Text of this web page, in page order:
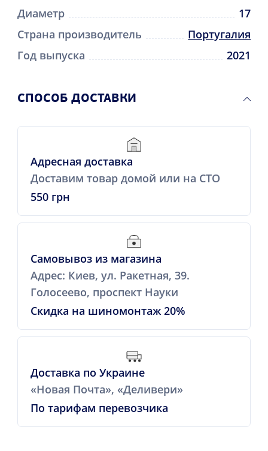
Диаметр
17
Страна производитель
Португалия
Год выпуска
2021
CПОСОБ ДОСТАВКИ
Адресная доставка
Доставим товар домой или на СТО
550 грн
Самовывоз из магазина
Адрес: Киев, ул. Ракетная, 39.
Голосеево, проспект Науки
Скидка на шиномонтаж 20%
Доставка по Украине
«Новая Почта», «Деливери»
По тарифам перевозчика